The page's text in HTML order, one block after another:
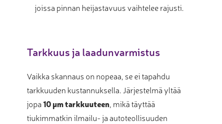
joissa pinnan heijastavuus vaihtelee rajusti.
Tarkkuus ja laadunvarmistus
Vaikka skannaus on nopeaa, se ei tapahdu
tarkkuuden kustannuksella. Järjestelmä yltää
jopa10 µm tarkkuuteen, mikä täyttää
tiukimmatkin ilmailu- ja autoteollisuuden